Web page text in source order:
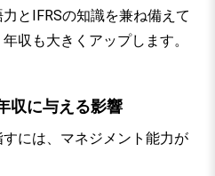
とIFRSの知識を兼ね備えて
収も大きくアップします。
収に与える影響
には、マネジメント能力が